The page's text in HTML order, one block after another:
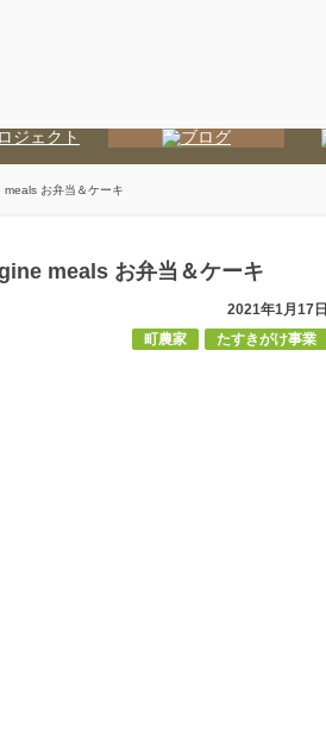
お弁当＆ケーキ
meals お弁当＆ケーキ
2021年1月17日
たすきがけ事業
町農家